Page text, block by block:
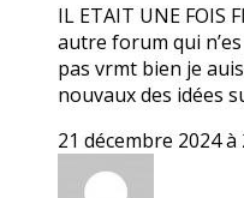
IL ETAIT UNE FOIS
autre forum qui
pas vrmt bien je
nouvaux des idées
21 décembre 2024 à